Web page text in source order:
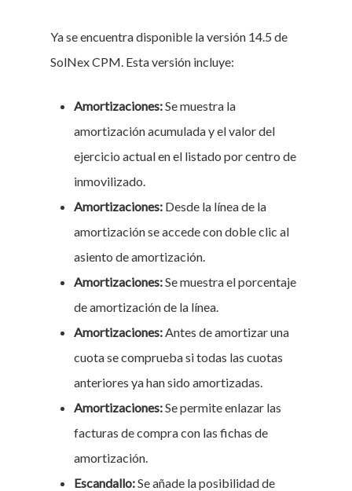
Ya se encuentra disponible la versión 14.5 de
SolNex CPM. Esta versión incluye:
Amortizaciones:Se muestra la
amortización acumulada y el valor del
ejercicio actual en el listado por centro de
inmovilizado.
Amortizaciones: Desde la línea de la
amortización se accede con doble clic al
asiento de amortización.
Amortizaciones:Se muestra el porcentaje
de amortización de la línea.
Amortizaciones:Antes de amortizar una
cuota se comprueba si todas las cuotas
anteriores ya han sido amortizadas.
Amortizaciones:Se permite enlazar las
facturas de compra con las fichas de
amortización.
Escandallo:Se añade la posibilidad de